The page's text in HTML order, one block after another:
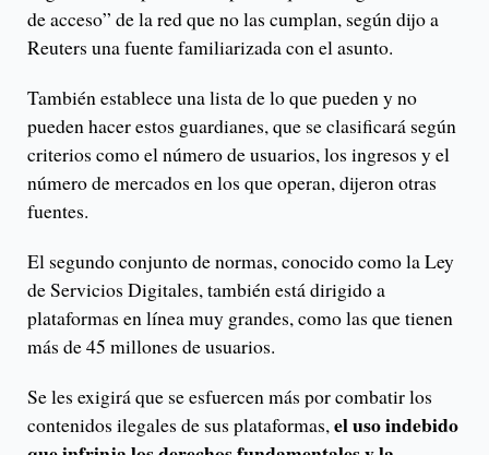
de acceso” de la red que no las cumplan, según dijo a
Reuters una fuente familiarizada con el asunto.
También establece una lista de lo que pueden y no
pueden hacer estos guardianes, que se clasificará según
criterios como el número de usuarios, los ingresos y el
número de mercados en los que operan, dijeron otras
fuentes.
El segundo conjunto de normas, conocido como la Ley
de Servicios Digitales, también está dirigido a
plataformas en línea muy grandes, como las que tienen
más de 45 millones de usuarios.
Se les exigirá que se esfuercen más por combatir los
contenidos ilegales de sus plataformas,el uso indebido